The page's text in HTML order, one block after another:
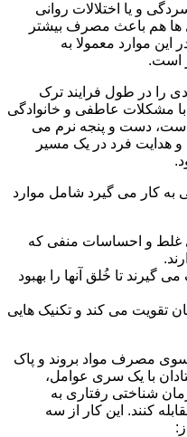
و یا اختلالات روانی
ها هم باعث مصرف بیشتر
این موارد معمولا به
است.
را در طول فرایند ترک
مشکلات عاطفی و خانوادگی
است، دست و پنجه نرم می
و هدایت فرد در یک مسیر
کار می گیرد شامل موارد
غلط و احساسات منفی که
تا خُلق آنها را بهبود
تقویت می کند و تکنیک هایی
مصرف مواد بروند و پاک
با یک سری عوامل،
شناختی رفتاری به
کنند. این کار از سه